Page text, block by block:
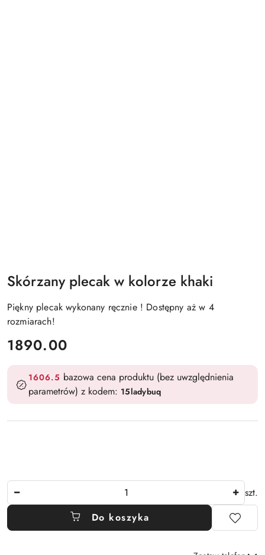
Skórzany plecak w kolorze khaki
Piękny plecak wykonany ręcznie ! Dostępny aż w 4
rozmiarach!
cena:
1890.00
1606.5 bazowa cena produktu (bez uwzględnienia
parametrów) z kodem: 15ladybuq
szt.
Do koszyka